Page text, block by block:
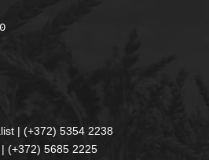
E-R 09:00 - 17:00
| (+372) 5354 2238
(+372) 5685 2225